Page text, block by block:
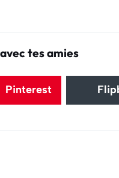
tes amies
Pinterest